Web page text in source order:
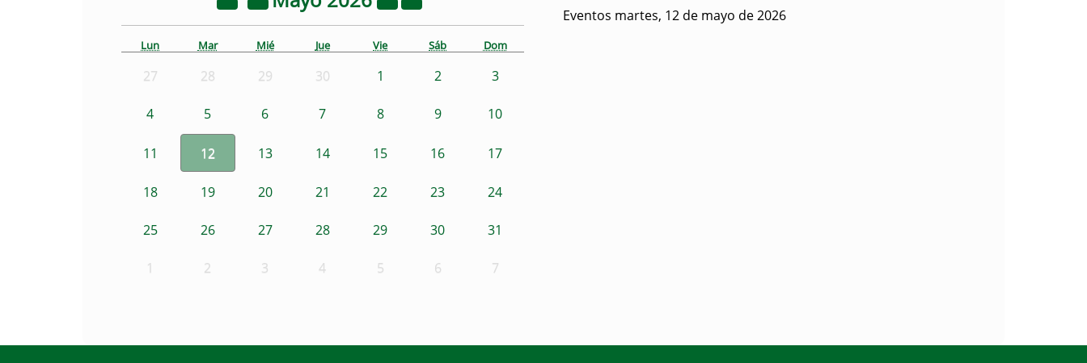
Lun Mar Mié Jue Vie Sáb Dom
27 28 29 30 1 2 3
4 5 6 7 8 9 10
11 12 13 14 15 16 17
18 19 20 21 22 23 24
25 26 27 28 29 30 31
1 2 3 4 5 6 7
Eventos martes, 12 de mayo de 2026